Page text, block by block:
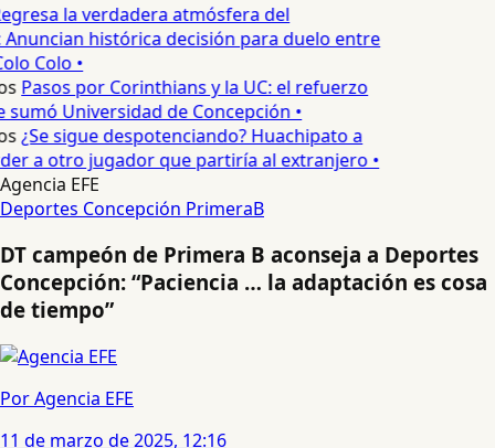
la verdadera atmósfera del
histórica decisión para duelo entre
Colo •
Pasos por Corinthians y la UC: el refuerzo
Universidad de Concepción •
¿Se sigue despotenciando? Huachipato a
a otro jugador que partiría al extranjero •
Agencia EFE
Deportes Concepción PrimeraB
DT campeón de Primera B aconseja a Deportes
Concepción: “Paciencia … la adaptación es cosa
de tiempo”
Por Agencia EFE
11 de marzo de 2025, 12:16